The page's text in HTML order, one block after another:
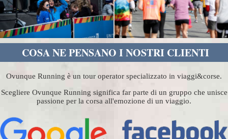
COSA NE PENSANO I NOSTRI CLIENTI
Ovunque Running è un tour operator specializzato in viaggi&corse.
Scegliere Ovunque Running significa far parte di un gruppo che unisce
passione per la corsa all'emozione di un viaggio.